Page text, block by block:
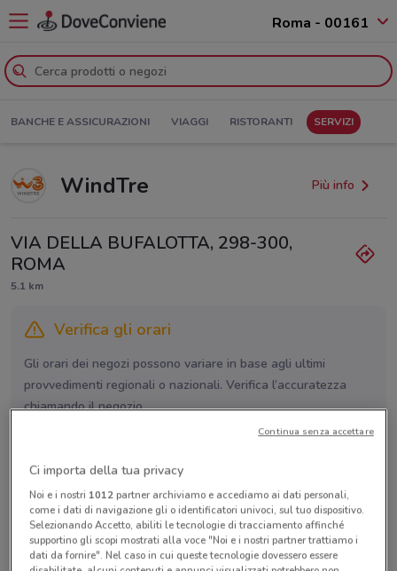
Roma - 00161
BANCHE E ASSICURAZIONI VIAGGI RISTORANTI SERVIZI
WindTre Più info
VIA DELLA BUFALOTTA, 298-300,
ROMA
5.1 km
Verifica gli orari
Gli orari dei negozi possono variare in base agli ultimi
provvedimenti regionali o nazionali. Verifica l’accuratezza
chiamando il negozio.
Lunedì
Martedì
Mercoledì
Giovedì
Venerdì n.d.
Lazio
Ci importa della tua privacy
Noi e i nostri 1012partner archiviamo e accediamo ai dati personali,
come i dati di navigazione gli o identificatori univoci, sul tuo dispositivo.
Selezionando Accetto, abiliti le tecnologie di tracciamento affinché
supportino gli scopi mostrati alla voce "Noi e i nostri partner trattiamo i
dati da fornire". Nel caso in cui queste tecnologie dovessero essere
Continua senza accettare